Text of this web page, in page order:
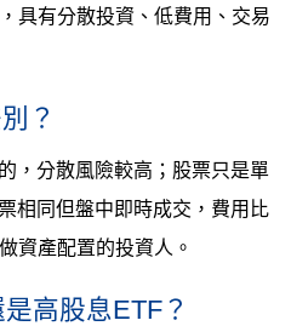
具有分散投資、低費用、交易
？
，分散風險較高；股票只是單
相同但盤中即時成交，費用比
資產配置的投資人。
高股息ETF？